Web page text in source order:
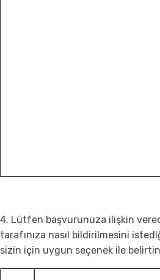
4. Lütfen başvurunuza ilişkin
tarafınıza nasıl bildirilmesini
sizin için uygun seçenek ile